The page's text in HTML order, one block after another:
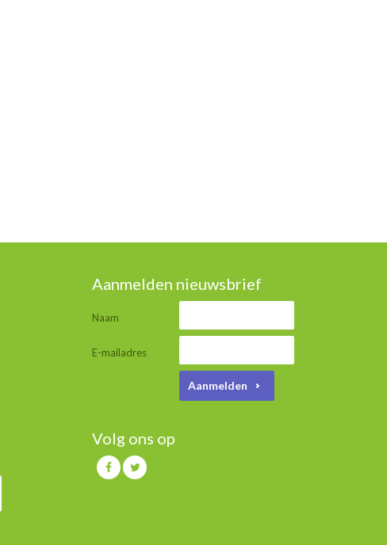
Aanmelden nieuwsbrief
Naam
E-mailadres
Aanmelden
Volg ons op